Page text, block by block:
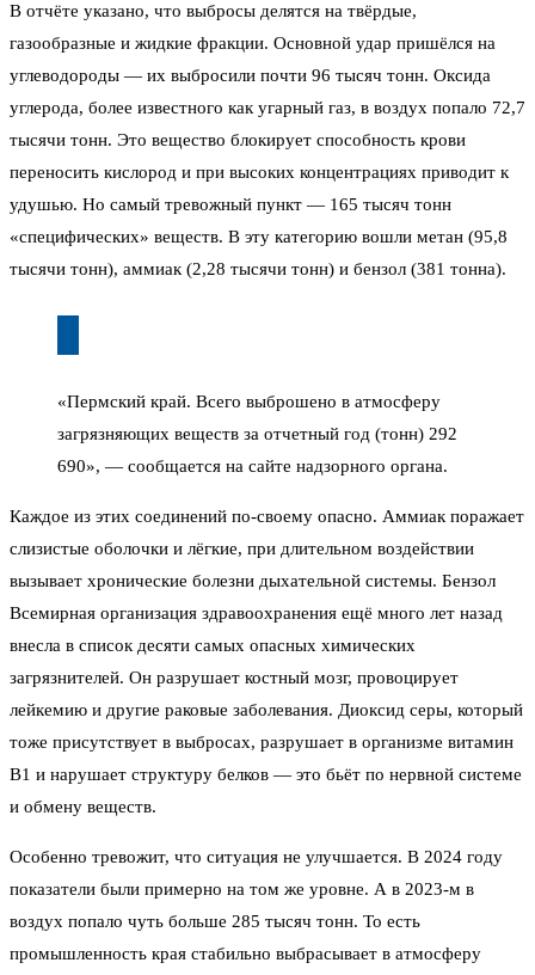
В отчёте указано, что выбросы делятся на твёрдые,
газообразные и жидкие фракции. Основной удар пришёлся на
углеводороды — их выбросили почти 96 тысяч тонн. Оксида
углерода, более известного как угарный газ, в воздух попало 72,7
тысячи тонн. Это вещество блокирует способность крови
переносить кислород и при высоких концентрациях приводит к
удушью. Но самый тревожный пункт — 165 тысяч тонн
«специфических» веществ. В эту категорию вошли метан (95,8
тысячи тонн), аммиак (2,28 тысячи тонн) и бензол (381 тонна).
«Пермский край. Всего выброшено в атмосферу
загрязняющих веществ за отчетный год (тонн) 292
690», — сообщается на сайте надзорного органа.
Каждое из этих соединений по-своему опасно. Аммиак поражает
слизистые оболочки и лёгкие, при длительном воздействии
вызывает хронические болезни дыхательной системы. Бензол
Всемирная организация здравоохранения ещё много лет назад
внесла в список десяти самых опасных химических
загрязнителей. Он разрушает костный мозг, провоцирует
лейкемию и другие раковые заболевания. Диоксид серы, который
тоже присутствует в выбросах, разрушает в организме витамин
B1 и нарушает структуру белков — это бьёт по нервной системе
и обмену веществ.
Особенно тревожит, что ситуация не улучшается. В 2024 году
показатели были примерно на том же уровне. А в 2023-м в
воздух попало чуть больше 285 тысяч тонн. То есть
промышленность края стабильно выбрасывает в атмосферу